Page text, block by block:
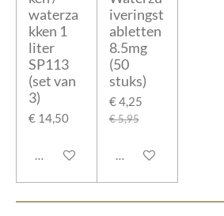
waterza
kken 1
liter
SP113
(set van
3)
€ 14,50
In winkelwagen
iveringst
abletten
8.5mg
(50
stuks)
€ 4,25
€ 5,95
Houd mij op de hoogte